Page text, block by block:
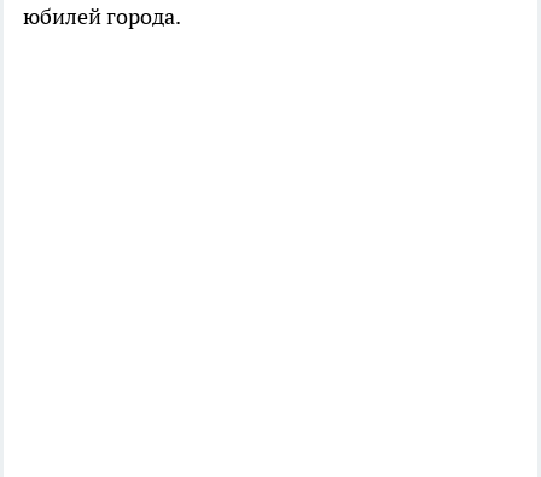
юбилей города.